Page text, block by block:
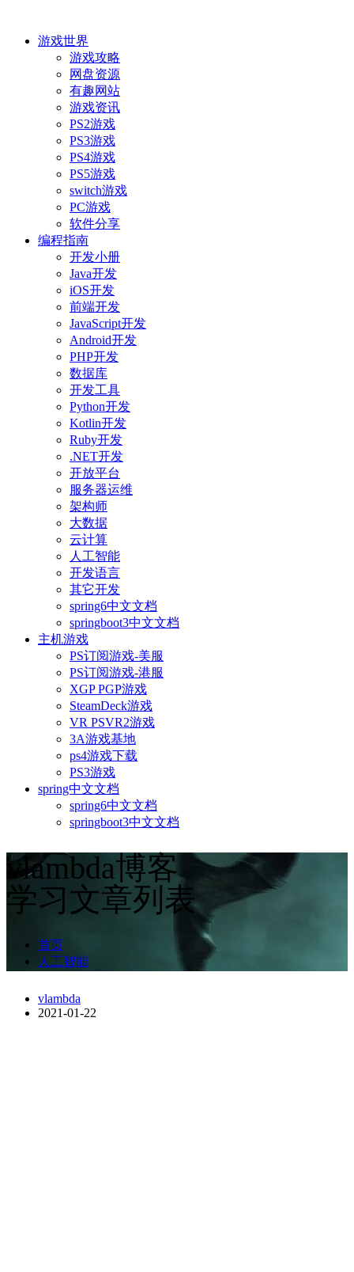
游戏世界
游戏攻略
网盘资源
有趣网站
游戏资讯
PS2游戏
PS3游戏
PS4游戏
PS5游戏
switch游戏
PC游戏
软件分享
编程指南
开发小册
Java开发
iOS开发
前端开发
JavaScript开发
Android开发
PHP开发
数据库
开发工具
Python开发
Kotlin开发
Ruby开发
.NET开发
开放平台
服务器运维
架构师
大数据
云计算
人工智能
开发语言
其它开发
spring6中文文档
springboot3中文文档
主机游戏
PS订阅游戏-美服
PS订阅游戏-港服
XGP PGP游戏
SteamDeck游戏
VR PSVR2游戏
3A游戏基地
ps4游戏下载
PS3游戏
spring中文文档
spring6中文文档
springboot3中文文档
vlambda博客
学习文章列表
首页
人工智能
vlambda
2021-01-22